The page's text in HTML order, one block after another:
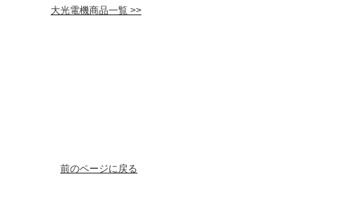
大光電機商品一覧 >>
前のページに戻る